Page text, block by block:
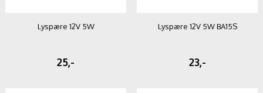
Lyspære 12V 5W
25,-
Lyspære 12V 5W BA15S
23,-